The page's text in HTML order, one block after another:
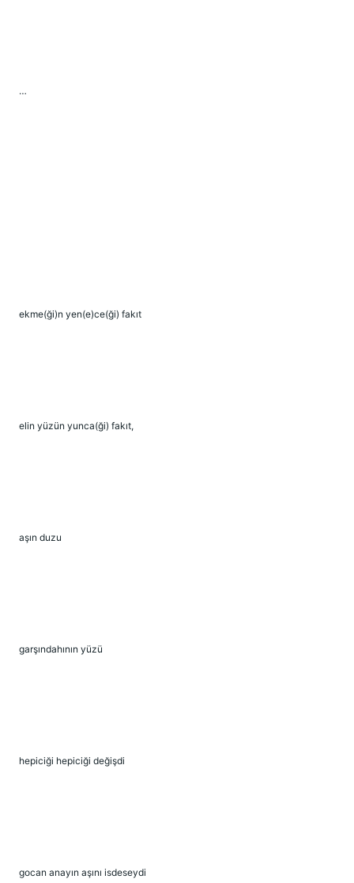
…
ekme(ği)n yen(e)ce(ği) fakıt
elin yüzün yunca(ği) fakıt,
aşın duzu
garşındahının yüzü
hepiciği hepiciği değişdi
gocan anayın aşını isdeseydi